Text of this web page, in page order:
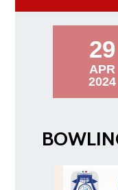
29
APR
2024